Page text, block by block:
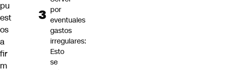
pu
est
os
a
fir
m
por
eventuales
gastos
irregulares:
Esto
se